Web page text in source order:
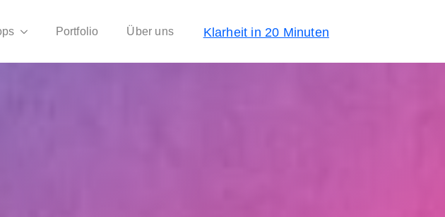
Portfolio Über uns Klarheit in 20 Minuten